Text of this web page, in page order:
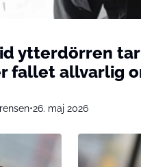
ytterdörren
fallet allvarlig
•26. maj 2026